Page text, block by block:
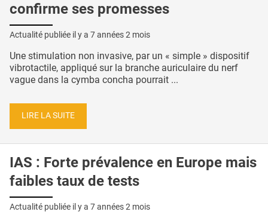
confirme ses promesses
Actualité publiée il y a 7 années 2 mois
Une stimulation non invasive, par un « simple » dispositif
vibrotactile, appliqué sur la branche auriculaire du nerf
vague dans la cymba concha pourrait ...
LIRE LA SUITE
IAS : Forte prévalence en Europe mais
faibles taux de tests
Actualité publiée il y a 7 années 2 mois